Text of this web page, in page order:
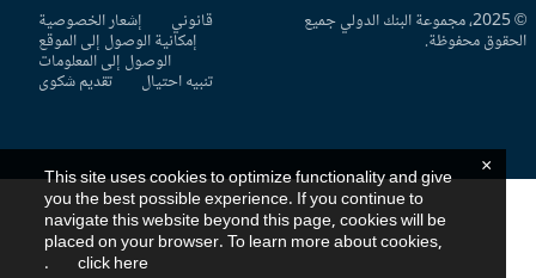
© 2025، مجموعة البنك الدولي جميع
محفوظة.
قانوني إشعار الخصوصية
إمكانية الوصول إلى الموقع
الوصول إلى المعلومات
تنبيه احتيال تقديم شكوى
This site uses cookies to optimize functionality and give
you the best possible experience. If you continue to
navigate this website beyond this page, cookies will be
placed on your browser. To learn more about cookies,
click here